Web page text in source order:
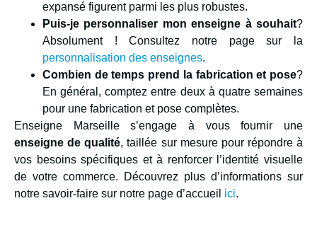
expansé figurent parmi les plus robustes.
Puis-je personnaliser mon enseigne à souhait?
Absolument ! Consultez notre page sur la
personnalisation des enseignes.
Combien de temps prend la fabrication et pose?
En général, comptez entre deux à quatre semaines
pour une fabrication et pose complètes.
Enseigne Marseille s’engage à vous fournir une
enseigne de qualité, taillée sur mesure pour répondre à
vos besoins spécifiques et à renforcer l’identité visuelle
de votre commerce. Découvrez plus d’informations sur
notre savoir-faire sur notre page d’accueil ici.